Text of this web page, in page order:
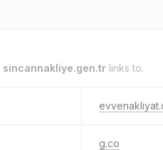
sincannakliye.gen.tr links to.
g.co